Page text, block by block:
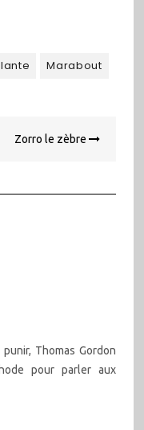
Marabout
Zorro le zèbre
Thomas Gordon
pour parler aux